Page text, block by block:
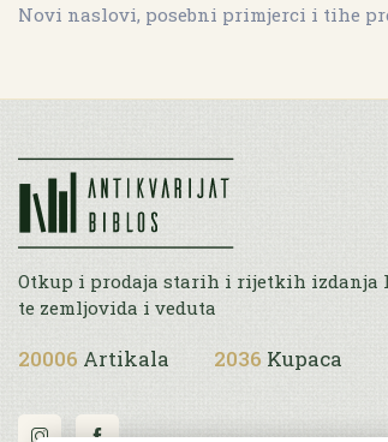
Novi naslovi, posebni primjerci i tihe
Otkup i prodaja starih i rijetkih
te zemljovida i veduta
20006 Artikala 2036 Kupaca